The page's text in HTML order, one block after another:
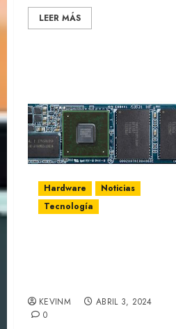
LEER MÁS
Hardware
Noticias
Tecnología
KEVINM
ABRIL 3, 2024
0